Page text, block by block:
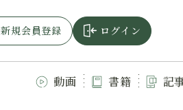
新規会員登録 ログイン
動画 書籍 記